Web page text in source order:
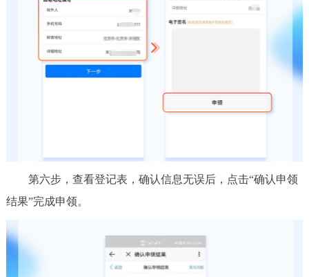
第六步，查看登记表，确认信息无误后，点击“确认申领
结果”完成申领。